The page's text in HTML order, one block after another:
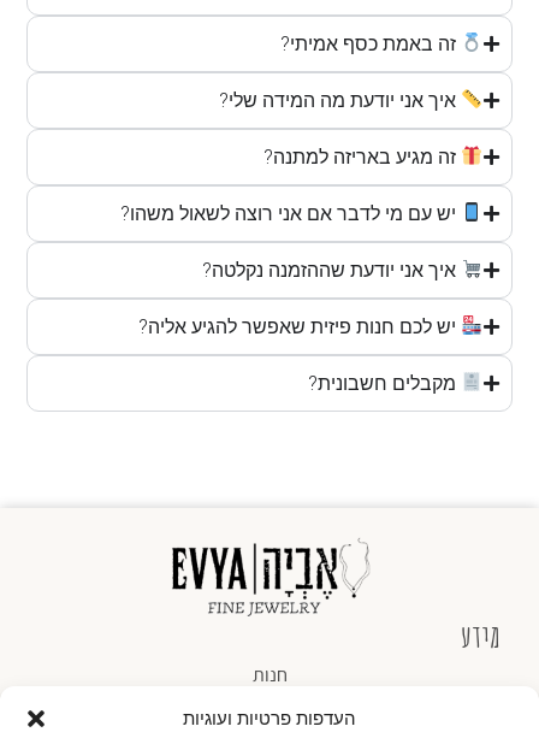
העדפות פרטיות ועוגיות
זה באמת כסף אמיתי?
איך אני יודעת מה המידה שלי?
זה מגיע באריזה למתנה?
יש עם מי לדבר אם אני רוצה לשאול משהו?
איך אני יודעת שההזמנה נקלטה?
יש לכם חנות פיזית שאפשר להגיע אליה?
מקבלים חשבונית?
מידע
חנות
אודותינו